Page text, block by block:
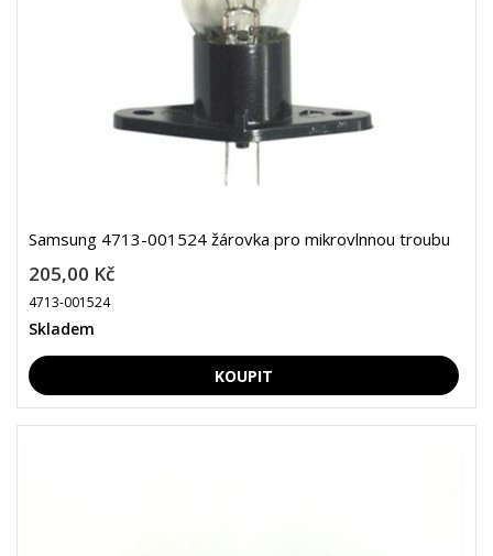
Samsung 4713-001524 žárovka pro mikrovlnnou troubu
205,00 Kč
4713-001524
Skladem